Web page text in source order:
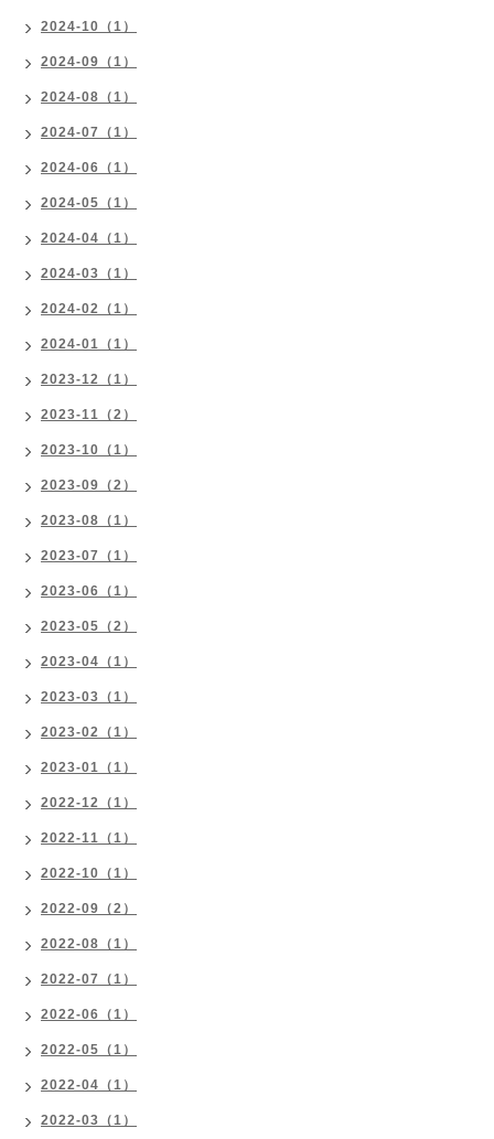
2024-10（1）
2024-09（1）
2024-08（1）
2024-07（1）
2024-06（1）
2024-05（1）
2024-04（1）
2024-03（1）
2024-02（1）
2024-01（1）
2023-12（1）
2023-11（2）
2023-10（1）
2023-09（2）
2023-08（1）
2023-07（1）
2023-06（1）
2023-05（2）
2023-04（1）
2023-03（1）
2023-02（1）
2023-01（1）
2022-12（1）
2022-11（1）
2022-10（1）
2022-09（2）
2022-08（1）
2022-07（1）
2022-06（1）
2022-05（1）
2022-04（1）
2022-03（1）